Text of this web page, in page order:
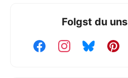
Folgst du